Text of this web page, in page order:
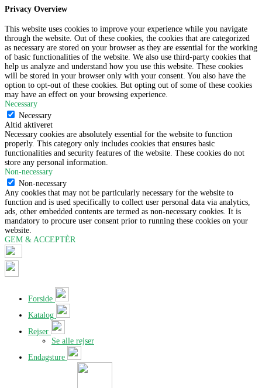
Privacy Overview
This website uses cookies to improve your experience while you navigate
through the website. Out of these cookies, the cookies that are categorized
as necessary are stored on your browser as they are essential for the working
of basic functionalities of the website. We also use third-party cookies that
help us analyze and understand how you use this website. These cookies
will be stored in your browser only with your consent. You also have the
option to opt-out of these cookies. But opting out of some of these cookies
may have an effect on your browsing experience.
Necessary
Necessary
Altid aktiveret
Necessary cookies are absolutely essential for the website to function
properly. This category only includes cookies that ensures basic
functionalities and security features of the website. These cookies do not
store any personal information.
Non-necessary
Non-necessary
Any cookies that may not be particularly necessary for the website to
function and is used specifically to collect user personal data via analytics,
ads, other embedded contents are termed as non-necessary cookies. It is
mandatory to procure user consent prior to running these cookies on your
website.
GEM & ACCEPTÈR
Forside
Katalog
Rejser
Se alle rejser
Endagsture